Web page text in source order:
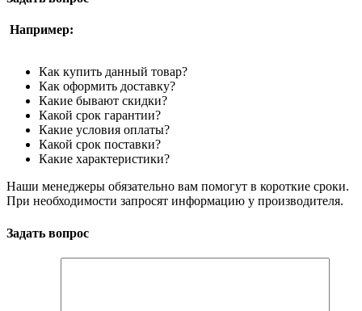
Например:
Как купить данный товар?
Как оформить доставку?
Какие бывают скидки?
Какой срок гарантии?
Какие условия оплаты?
Какой срок поставки?
Какие характеристики?
Наши менеджеры обязательно вам помогут в короткие сроки.
При необходимости запросят информацию у производителя.
Задать вопрос